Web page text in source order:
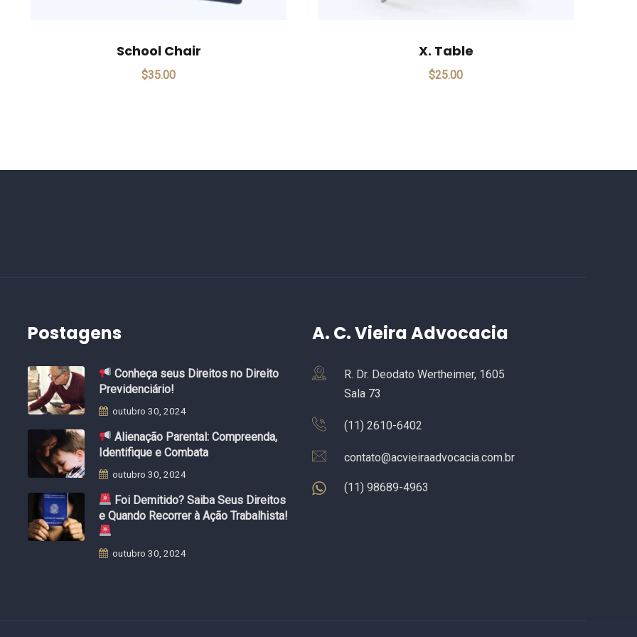
School Chair
$35.00
X. Table
$25.00
Postagens
Conheça seus Direitos no Direito
Previdenciário!
outubro 30, 2024
Alienação Parental: Compreenda,
Identifique e Combata
outubro 30, 2024
Foi Demitido? Saiba Seus Direitos
e Quando Recorrer à Ação Trabalhista!
outubro 30, 2024
A. C. Vieira Advocacia
R. Dr. Deodato Wertheimer, 1605
Sala 73
(11) 2610-6402
contato@acvieiraadvocacia.com.br
(11) 98689-4963